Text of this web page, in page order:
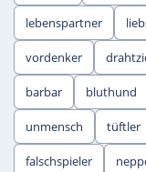
lebenspartner
vordenker
barbar bluthund
unmensch tüftler
falschspieler